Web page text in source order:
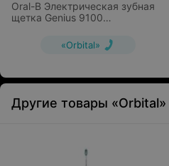
Oral-B Электрическая зубная
щетка Genius 9100
«Orbital»
Другие товары «Orbital»